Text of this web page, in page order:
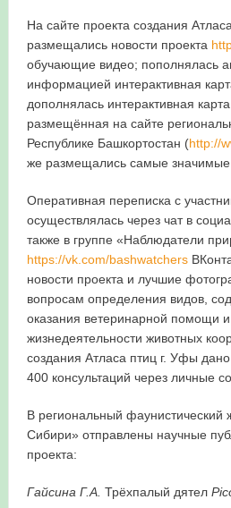
На сайте проекта создания
размещались новости проекта
обучающие видео; пополнялась
информацией интерактивная
дополнялась интерактивная
размещённая на сайте
Республике Башкортостан (http://
же размещались самые значимые
Оперативная переписка с
осуществлялась через чат в
также в группе «Наблюдатели
https://vk.com/bashwatchers
новости проекта и лучшие
вопросам определения видов,
оказания ветеринарной помощи
жизнедеятельности животных
создания Атласа птиц г. Уфы
400 консультаций через личные
В региональный
Сибири» отправлены научные
проекта:
Гайсина Г.А. Трёхпалый дятел